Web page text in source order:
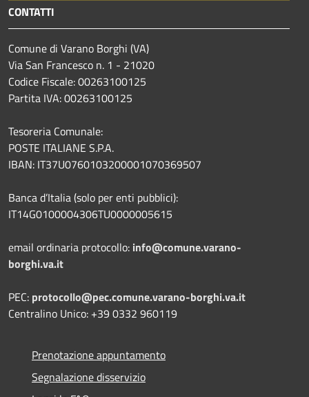
CONTATTI
Comune di Varano Borghi (VA)
Via San Francesco n. 1 - 21020
Codice Fiscale: 00263100125
Partita IVA: 00263100125
Tesoreria Comunale:
POSTE ITALIANE S.P.A.
IBAN: IT37U0760103200001070369507
Banca d’Italia (solo per enti pubblici):
IT14G0100004306TU0000005615
email ordinaria protocollo: info@comune.varano-
borghi.va.it
PEC: protocollo@pec.comune.varano-borghi.va.it
Centralino Unico: +39 0332 960119
Prenotazione appuntamento
Segnalazione disservizio